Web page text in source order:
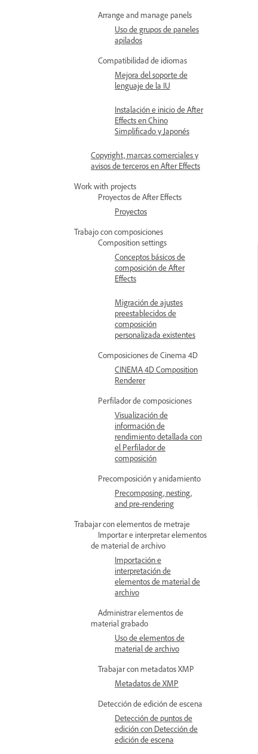
Arrange and manage panels
Uso de grupos de paneles
apilados
Compatibilidad de idiomas
Mejora del soporte de
lenguaje de la IU
Instalación e inicio de After
Effects en Chino
Simplificado y Japonés
Copyright, marcas comerciales y
avisos de terceros en After Effects
Work with projects
Proyectos de After Effects
Proyectos
Trabajo con composiciones
Composition settings
Conceptos básicos de
composición de After
Effects
Migración de ajustes
preestablecidos de
composición
personalizada existentes
Composiciones de Cinema 4D
CINEMA 4D Composition
Renderer
Perfilador de composiciones
Visualización de
información de
rendimiento detallada con
el Perfilador de
composición
Precomposición y anidamiento
Precomposing, nesting,
and pre-rendering
Trabajar con elementos de metraje
Importar e interpretar elementos
de material de archivo
Importación e
interpretación de
elementos de material de
archivo
Administrar elementos de
material grabado
Uso de elementos de
material de archivo
Trabajar con metadatos XMP
Metadatos de XMP
Detección de edición de escena
Detección de puntos de
edición con Detección de
edición de escena